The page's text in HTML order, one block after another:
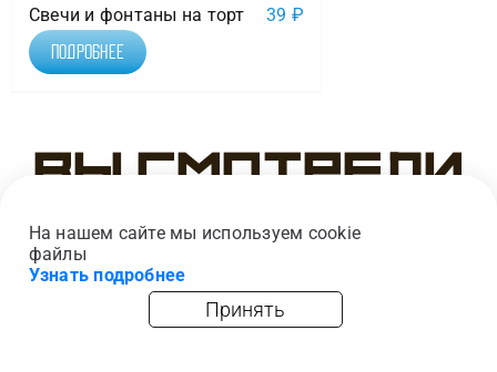
Свечи и фонтаны на торт 39 ₽
Подробнее
Вы смотрели
На нашем сайте мы используем cookie
файлы
Узнать подробнее
Принять